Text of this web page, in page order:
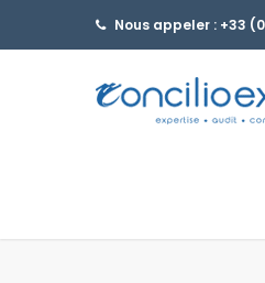
Nous appeler : +33